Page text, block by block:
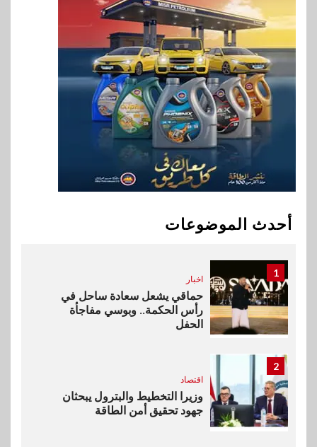
أحدث الموضوعات
بنك QNB مصر يعزز جاهزية
المشروعات الصغيرة والمتوسطة
للنمو والتوسع
9 اخبار
فيكسد مصر و”حلول” تتشاركان
في تطوير أول منصة للسياحة
الصحية في مصر والشرق الأوسط
وأفريقيا Tour4Cure
سوق وصلة
جهازًا مثاليًا للشباب
1
اخبار
حماقي يشعل سعادة ساحل في
رأس الحكمة.. وبوسي مفاجأة
الحفل
2
اقتصاد
وزيرا التخطيط والبترول يبحثان
جهود تحقيق أمن الطاقة